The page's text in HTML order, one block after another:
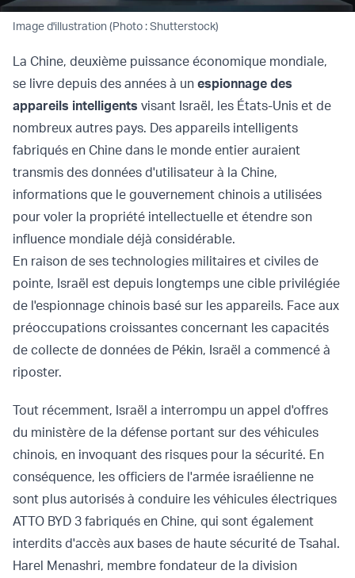
Image d'illustration (Photo : Shutterstock)
La Chine, deuxième puissance économique mondiale,
se livre depuis des années à un espionnage des
appareils intelligents visant Israël, les États-Unis et de
nombreux autres pays. Des appareils intelligents
fabriqués en Chine dans le monde entier auraient
transmis des données d'utilisateur à la Chine,
informations que le gouvernement chinois a utilisées
pour voler la propriété intellectuelle et étendre son
influence mondiale déjà considérable.
En raison de ses technologies militaires et civiles de
pointe, Israël est depuis longtemps une cible privilégiée
de l'espionnage chinois basé sur les appareils. Face aux
préoccupations croissantes concernant les capacités
de collecte de données de Pékin, Israël a commencé à
riposter.
Tout récemment, Israël a interrompu un appel d'offres
du ministère de la défense portant sur des véhicules
chinois, en invoquant des risques pour la sécurité. En
conséquence, les officiers de l'armée israélienne ne
sont plus autorisés à conduire les véhicules électriques
ATTO BYD 3 fabriqués en Chine, qui sont également
interdits d'accès aux bases de haute sécurité de Tsahal.
Harel Menashri, membre fondateur de la division